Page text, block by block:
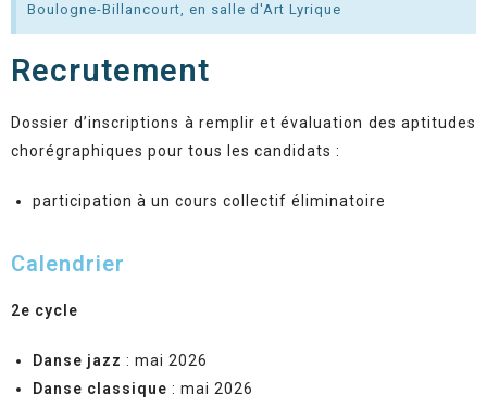
Boulogne-Billancourt, en salle d'Art Lyrique
Recrutement
Dossier d’inscriptions à remplir et évaluation des aptitudes
chorégraphiques pour tous les candidats :
participation à un cours collectif éliminatoire
Calendrier
2e cycle
Danse jazz : mai 2026
Danse classique : mai 2026